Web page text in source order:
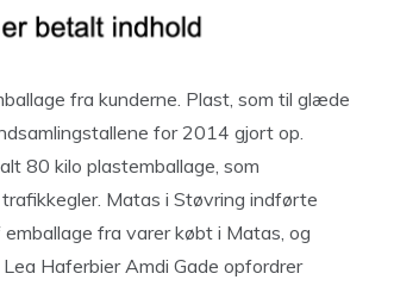
fra kunderne. Plast, som til glæde
for 2014 gjort op.
80 kilo plastemballage, som
Matas i Støvring indførte
fra varer købt i Matas, og
Haferbier Amdi Gade opfordrer